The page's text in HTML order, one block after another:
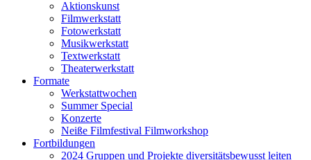
Aktionskunst
Filmwerkstatt
Fotowerkstatt
Musikwerkstatt
Textwerkstatt
Theaterwerkstatt
Formate
Werkstattwochen
Summer Special
Konzerte
Neiße Filmfestival Filmworkshop
Fortbildungen
2024 Gruppen und Projekte diversitätsbewusst leiten